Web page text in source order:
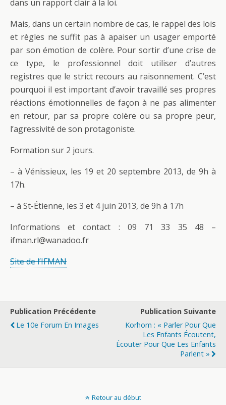
dans un rapport clair à la loi.
Mais, dans un certain nombre de cas, le rappel des lois
et règles ne suffit pas à apaiser un usager emporté
par son émotion de colère. Pour sortir d’une crise de
ce type, le professionnel doit utiliser d’autres
registres que le strict recours au raisonnement. C’est
pourquoi il est important d’avoir travaillé ses propres
réactions émotionnelles de façon à ne pas alimenter
en retour, par sa propre colère ou sa propre peur,
l’agressivité de son protagoniste.
Formation sur 2 jours.
– à Vénissieux, les 19 et 20 septembre 2013, de 9h à
17h.
– à St-Étienne, les 3 et 4 juin 2013, de 9h à 17h
Informations et contact : 09 71 33 35 48 –
ifman.rl@wanadoo.fr
Site de l’IFMAN
Publication Précédente
Le 10e Forum En Images
Publication Suivante
Korhom : « Parler Pour Que
Les Enfants Écoutent,
Écouter Pour Que Les Enfants
Parlent »
Retour au début